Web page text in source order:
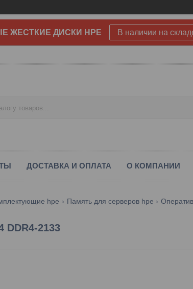
ЖЕСТКИЕ ДИСКИ HPE В наличии на
ДОСТАВКА И ОПЛАТА О КОМПАНИИ
hpe Память для серверов hpe
DDR4-2133